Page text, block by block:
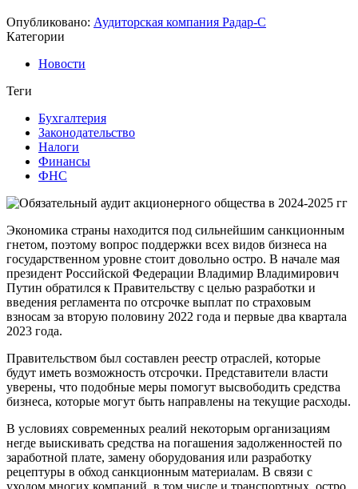
Опубликовано: Аудиторская компания Радар-С
Категории
Новости
Теги
Бухгалтерия
Законодательство
Налоги
Финансы
ФНС
Экономика страны находится под сильнейшим санкционным
гнетом, поэтому вопрос поддержки всех видов бизнеса на
государственном уровне стоит довольно остро. В начале мая
президент Российской Федерации Владимир Владимирович
Путин обратился к Правительству с целью разработки и
введения регламента по отсрочке выплат по страховым
взносам за вторую половину 2022 года и первые два квартала
2023 года.
Правительством был составлен реестр отраслей, которые
будут иметь возможность отсрочки. Представители власти
уверены, что подобные меры помогут высвободить средства
бизнеса, которые могут быть направлены на текущие расходы.
В условиях современных реалий некоторым организациям
негде выискивать средства на погашения задолженностей по
заработной плате, замену оборудования или разработку
рецептуры в обход санкционным материалам. В связи с
уходом многих компаний, в том числе и транспортных, остро